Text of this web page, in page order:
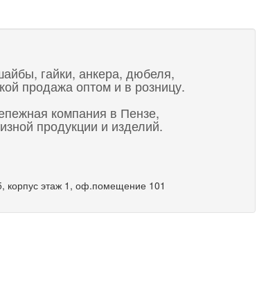
гайки, анкера, дюбеля,
продажа оптом и в розницу.
компания в Пензе,
продукции и изделий.
корпус этаж 1, оф.помещение 101